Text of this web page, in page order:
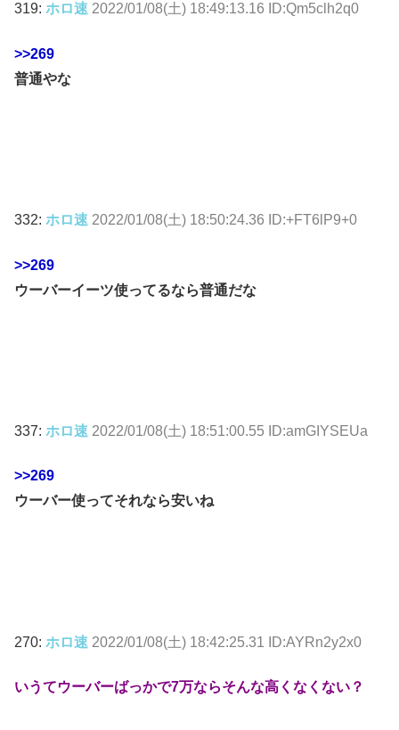
319: ホロ速 2022/01/08(土) 18:49:13.16 ID:Qm5clh2q0
>>269
普通やな
332: ホロ速 2022/01/08(土) 18:50:24.36 ID:+FT6lP9+0
>>269
ウーバーイーツ使ってるなら普通だな
337: ホロ速 2022/01/08(土) 18:51:00.55 ID:amGIYSEUa
>>269
ウーバー使ってそれなら安いね
270: ホロ速 2022/01/08(土) 18:42:25.31 ID:AYRn2y2x0
いうてウーバーばっかで7万ならそんな高くなくない？